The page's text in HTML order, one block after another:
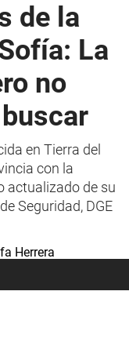
de la
La
no
en Tierra del
con la
actualizado de su
Seguridad, DGE